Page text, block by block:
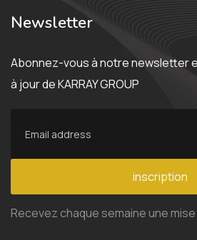
Newsletter
Abonnez-vous à notre newsletter
à jour de KARRAY GROUP
inscription
Recevez chaque semaine une